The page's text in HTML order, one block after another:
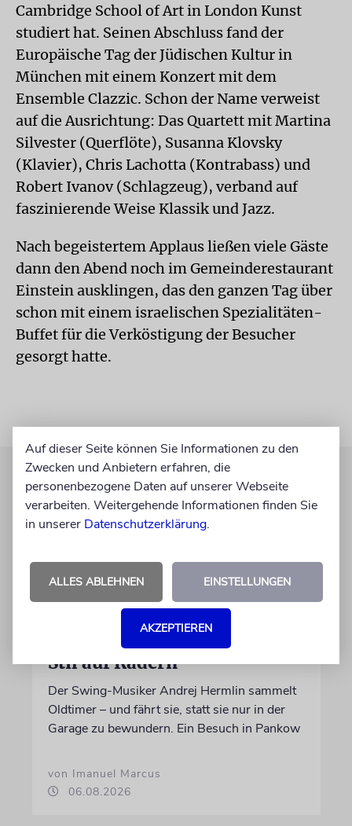
Cambridge School of Art in London Kunst
studiert hat. Seinen Abschluss fand der
Europäische Tag der Jüdischen Kultur in
München mit einem Konzert mit dem
Ensemble Clazzic. Schon der Name verweist
auf die Ausrichtung: Das Quartett mit Martina
Silvester (Querflöte), Susanna Klovsky
(Klavier), Chris Lachotta (Kontrabass) und
Robert Ivanov (Schlagzeug), verband auf
faszinierende Weise Klassik und Jazz.
Nach begeistertem Applaus ließen viele Gäste
dann den Abend noch im Gemeinderestaurant
Einstein ausklingen, das den ganzen Tag über
schon mit einem israelischen Spezialitäten-
Buffet für die Verköstigung der Besucher
gesorgt hatte.
Stil auf Rädern
Der Swing-Musiker Andrej Hermlin sammelt
Oldtimer – und fährt sie, statt sie nur in der
Garage zu bewundern. Ein Besuch in Pankow
von Imanuel Marcus
06.08.2026
Auf dieser Seite können Sie Informationen zu den
Zwecken und Anbietern erfahren, die
personenbezogene Daten auf unserer Webseite
verarbeiten. Weitergehende Informationen finden Sie
in unserer Datenschutzerklärung.
ALLES ABLEHNEN EINSTELLUNGEN
AKZEPTIEREN